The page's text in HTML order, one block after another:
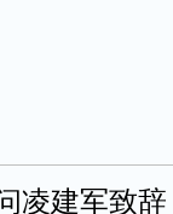
凌建军致辞